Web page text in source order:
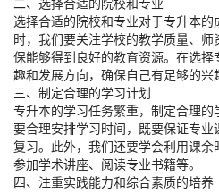
选择合适的院校和专业对于专升本
时，我们要关注学校的教学质量、
保能够得到良好的教育资源。在选
趣和发展方向，确保自己有足够的兴
三、制定合理的学习计划
专升本的学习任务繁重，制定合理
要合理安排学习时间，既要保证专
复习。此外，我们还要学会利用课
参加学术讲座、阅读专业书籍等。
四、注重实践能力和综合素质的培养